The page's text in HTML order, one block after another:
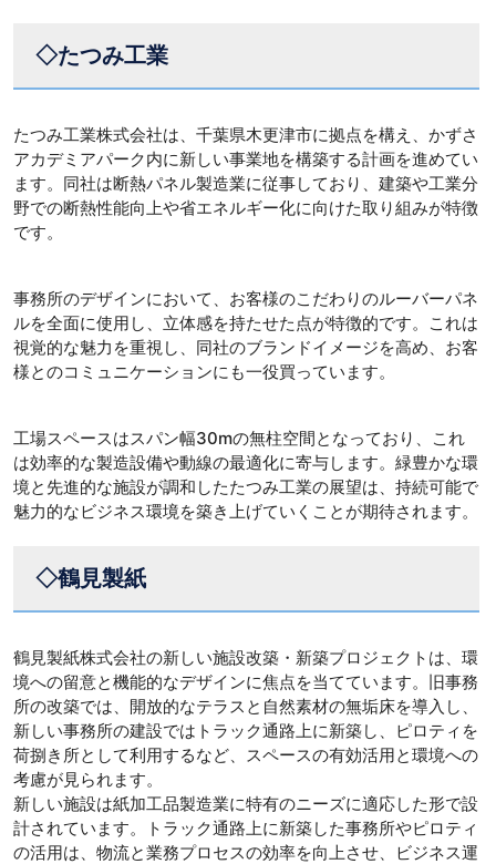
◇たつみ工業
たつみ工業株式会社は、千葉県木更津市に拠点を構え、かずさ
アカデミアパーク内に新しい事業地を構築する計画を進めてい
ます。同社は断熱パネル製造業に従事しており、建築や工業分
野での断熱性能向上や省エネルギー化に向けた取り組みが特徴
です。
事務所のデザインにおいて、お客様のこだわりのルーバーパネ
ルを全面に使用し、立体感を持たせた点が特徴的です。これは
視覚的な魅力を重視し、同社のブランドイメージを高め、お客
様とのコミュニケーションにも一役買っています。
工場スペースはスパン幅30mの無柱空間となっており、これ
は効率的な製造設備や動線の最適化に寄与します。緑豊かな環
境と先進的な施設が調和したたつみ工業の展望は、持続可能で
魅力的なビジネス環境を築き上げていくことが期待されます。
◇鶴見製紙
鶴見製紙株式会社の新しい施設改築・新築プロジェクトは、環
境への留意と機能的なデザインに焦点を当てています。旧事務
所の改築では、開放的なテラスと自然素材の無垢床を導入し、
新しい事務所の建設ではトラック通路上に新築し、ピロティを
荷捌き所として利用するなど、スペースの有効活用と環境への
考慮が見られます。
新しい施設は紙加工品製造業に特有のニーズに適応した形で設
計されています。トラック通路上に新築した事務所やピロティ
の活用は、物流と業務プロセスの効率を向上させ、ビジネス運